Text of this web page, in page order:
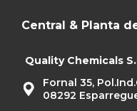
Central & Planta
Quality Chemicals
Fornal 35,
08292